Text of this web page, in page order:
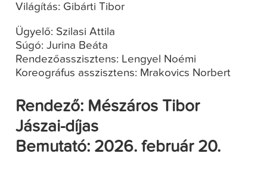
Világítás: Gibárti Tibor
Ügyelő: Szilasi Attila
Súgó: Jurina Beáta
Rendezőasszisztens: Lengyel Noémi
Koreográfus asszisztens: Mrakovics Norbert
Rendező: Mészáros Tibor
Jászai-díjas
Bemutató: 2026. február 20.